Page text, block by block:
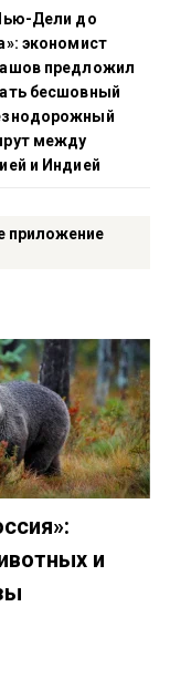
Дели до
экономист
предложил
бесшовный
между
и Индией
приложение
и